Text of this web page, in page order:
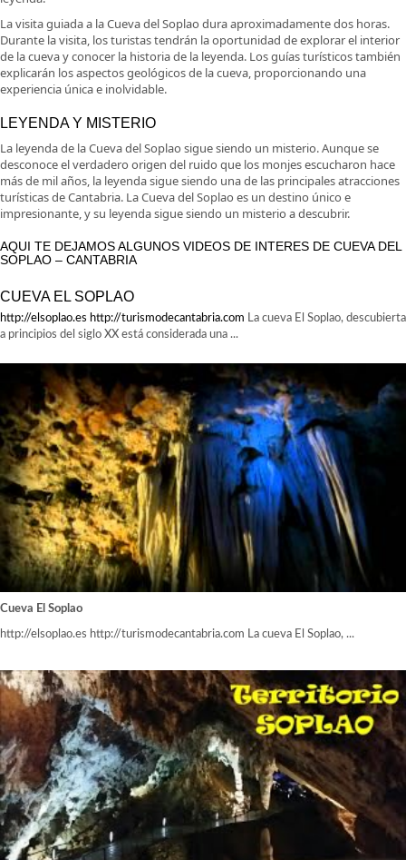
La visita guiada a la Cueva del Soplao dura aproximadamente dos horas.
Durante la visita, los turistas tendrán la oportunidad de explorar el interior
de la cueva y conocer la historia de la leyenda. Los guías turísticos también
explicarán los aspectos geológicos de la cueva, proporcionando una
experiencia única e inolvidable.
LEYENDA Y MISTERIO
La leyenda de la Cueva del Soplao sigue siendo un misterio. Aunque se
desconoce el verdadero origen del ruido que los monjes escucharon hace
más de mil años, la leyenda sigue siendo una de las principales atracciones
turísticas de Cantabria. La Cueva del Soplao es un destino único e
impresionante, y su leyenda sigue siendo un misterio a descubrir.
AQUI TE DEJAMOS ALGUNOS VIDEOS DE INTERES DE CUEVA DEL
SOPLAO – CANTABRIA
CUEVA EL SOPLAO
http://elsoplao.es http://turismodecantabria.com La cueva El Soplao, descubierta
a principios del siglo XX está considerada una ...
Cueva El Soplao
http://elsoplao.es http://turismodecantabria.com La cueva El Soplao, ...